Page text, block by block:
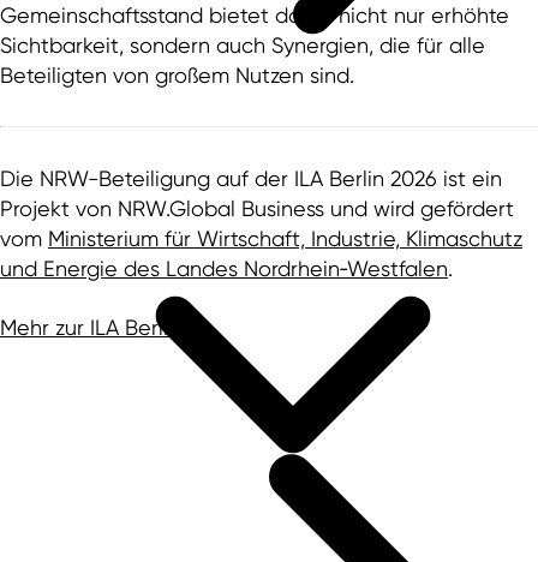
Gemeinschaftsstand bietet dabei nicht nur erhöhte
Sichtbarkeit, sondern auch Synergien, die für alle
Beteiligten von großem Nutzen sind.
Die NRW-Beteiligung auf der ILA Berlin 2026 ist ein
Projekt von NRW.Global Business und wird gefördert
vom Ministerium für Wirtschaft, Industrie, Klimaschutz
und Energie des Landes Nordrhein‑Westfalen.
Mehr zur ILA Berlin